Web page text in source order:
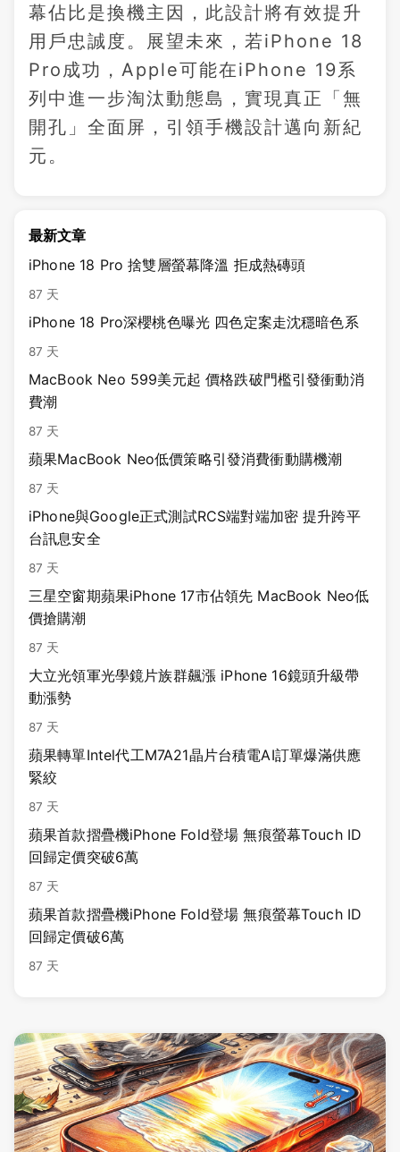
幕佔比是換機主因，此設計將有效提升
用戶忠誠度。展望未來，若iPhone 18
Pro成功，Apple可能在iPhone 19系
列中進一步淘汰動態島，實現真正「無
開孔」全面屏，引領手機設計邁向新紀
元。
最新文章
iPhone 18 Pro 捨雙層螢幕降溫 拒成熱磚頭
87 天
iPhone 18 Pro深櫻桃色曝光 四色定案走沈穩暗色系
87 天
MacBook Neo 599美元起 價格跌破門檻引發衝動消
費潮
87 天
蘋果MacBook Neo低價策略引發消費衝動購機潮
87 天
iPhone與Google正式測試RCS端對端加密 提升跨平
台訊息安全
87 天
三星空窗期蘋果iPhone 17市佔領先 MacBook Neo低
價搶購潮
87 天
大立光領軍光學鏡片族群飆漲 iPhone 16鏡頭升級帶
動漲勢
87 天
蘋果轉單Intel代工M7A21晶片台積電AI訂單爆滿供應
緊絞
87 天
蘋果首款摺疊機iPhone Fold登場 無痕螢幕Touch ID
回歸定價突破6萬
87 天
蘋果首款摺疊機iPhone Fold登場 無痕螢幕Touch ID
回歸定價破6萬
87 天